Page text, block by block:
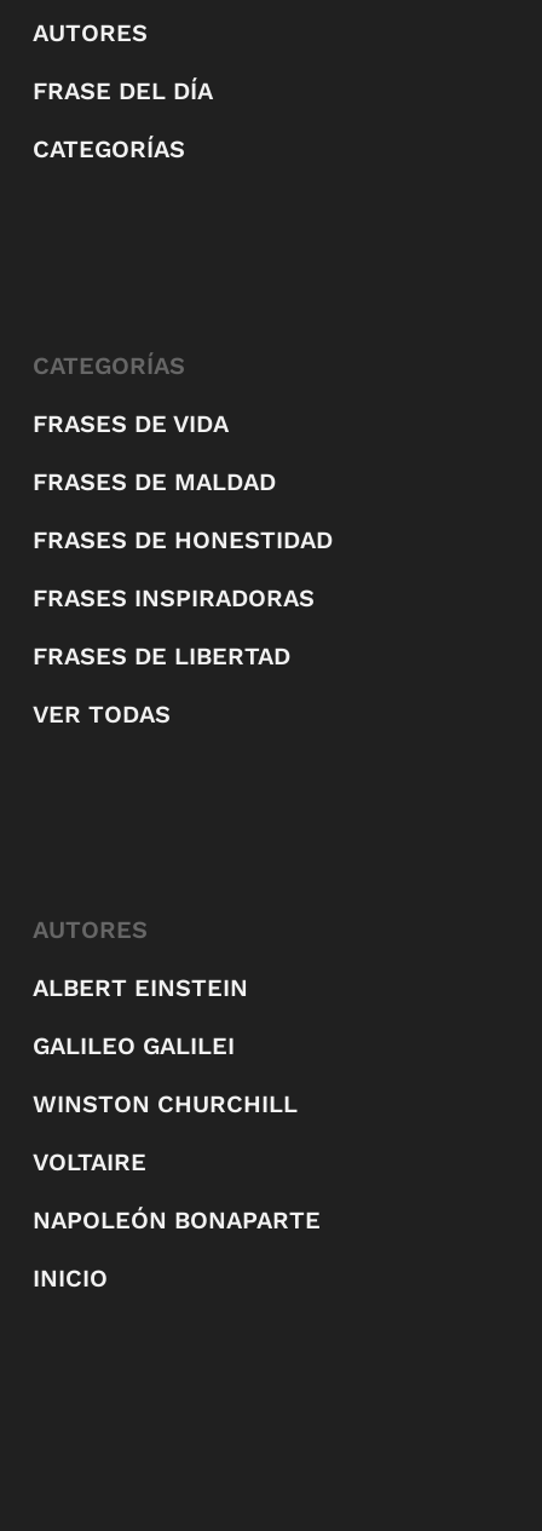
AUTORES
FRASE DEL DÍA
CATEGORÍAS
CATEGORÍAS
FRASES DE VIDA
FRASES DE MALDAD
FRASES DE HONESTIDAD
FRASES INSPIRADORAS
FRASES DE LIBERTAD
VER TODAS
AUTORES
ALBERT EINSTEIN
GALILEO GALILEI
WINSTON CHURCHILL
VOLTAIRE
NAPOLEÓN BONAPARTE
INICIO